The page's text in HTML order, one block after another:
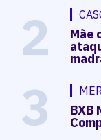
2 Mãe
3 BXB